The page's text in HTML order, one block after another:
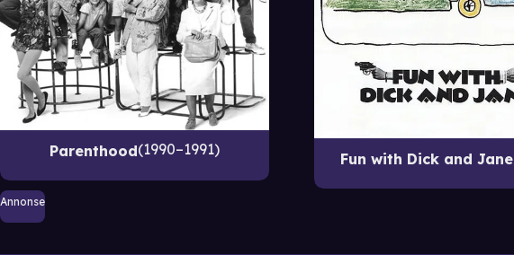
Parenthood 1990–1991
Fun with Dick and Jane
Annonse